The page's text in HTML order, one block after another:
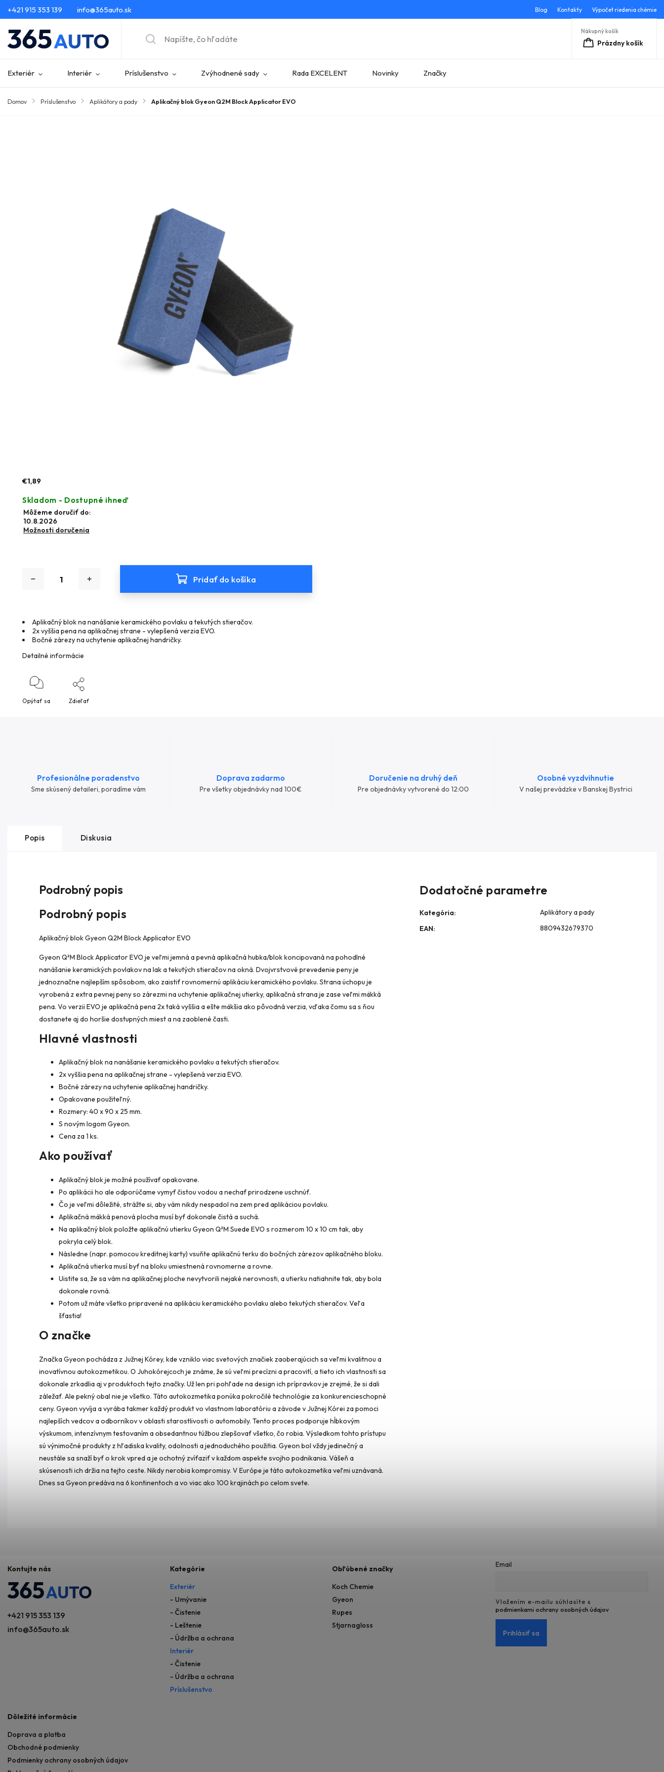
+421 915 353 139 info@365auto.sk Blog Kontakty Výpočet riedenia chémie
Nákupný košík
Prázdny košík
Exteriér Interiér Príslušenstvo Zvýhodnené sady Rada EXCELENT Novinky Značky
Domov / Príslušenstvo / Aplikátory a pady / Aplikačný blok Gyeon Q2M Block Applicator EVO
€1,89
Skladom - Dostupné ihneď
Môžeme doručiť do:
10.8.2026
Možnosti doručenia
Pridať do košíka
Aplikačný blok na nanášanie keramického povlaku a tekutých stieračov.
2x vyššia pena na aplikačnej strane - vylepšená verzia EVO.
Bočné zárezy na uchytenie aplikačnej handričky.
Detailné informácie
Opýtať sa Zdieľať
Profesionálne poradenstvo
Sme skúsený detaileri, poradíme vám
Doprava zadarmo
Pre všetky objednávky nad 100€
Doručenie na druhý deň
Pre objednávky vytvorené do 12:00
Osobné vyzdvihnutie
V našej prevádzke v Banskej Bystrici
Popis Diskusia
Podrobný popis
Podrobný popis
Aplikačný blok Gyeon Q2M Block Applicator EVO
Gyeon Q²M Block Applicator EVO je veľmi jemná a pevná aplikačná hubka/blok koncipovaná na pohodlné
nanášanie keramických povlakov na lak a tekutých stieračov na okná. Dvojvrstvové prevedenie peny je
jednoznačne najlepším spôsobom, ako zaistiť rovnomernú aplikáciu keramického povlaku. Strana úchopu je
vyrobená z extra pevnej peny so zárezmi na uchytenie aplikačnej utierky, aplikačná strana je zase veľmi mäkká
pena. Vo verzii EVO je aplikačná pena 2x taká vyššia a ešte mäkšia ako pôvodná verzia, vďaka čomu sa s ňou
dostanete aj do horšie dostupných miest a na zaoblené časti.
Hlavné vlastnosti
Aplikačný blok na nanášanie keramického povlaku a tekutých stieračov.
2x vyššia pena na aplikačnej strane - vylepšená verzia EVO.
Bočné zárezy na uchytenie aplikačnej handričky.
Opakovane použiteľný.
Rozmery: 40 x 90 x 25 mm.
S novým logom Gyeon.
Cena za 1 ks.
Ako používať
Aplikačný blok je možné používať opakovane.
Po aplikácii ho ale odporúčame vymyť čistou vodou a nechať prirodzene uschnúť.
Čo je veľmi dôležité, strážte si, aby vám nikdy nespadol na zem pred aplikáciou povlaku.
Aplikačná mäkká penová plocha musí byť dokonale čistá a suchá.
Na aplikačný blok položte aplikačnú utierku Gyeon Q²M Suede EVO s rozmerom 10 x 10 cm tak, aby
pokryla celý blok.
Následne (napr. pomocou kreditnej karty) vsuňte aplikačnú terku do bočných zárezov aplikačného bloku.
Aplikačná utierka musí byť na bloku umiestnená rovnomerne a rovne.
Uistite sa, že sa vám na aplikačnej ploche nevytvorili nejaké nerovnosti, a utierku natiahnite tak, aby bola
dokonale rovná.
Potom už máte všetko pripravené na aplikáciu keramického povlaku alebo tekutých stieračov. Veľa
šťastia!
O značke
Značka Gyeon pochádza z Južnej Kórey, kde vzniklo viac svetových značiek zaoberajúcich sa veľmi kvalitnou a
inovatívnou autokozmetikou. O Juhokórejcoch je známe, že sú veľmi precízni a pracovití, a tieto ich vlastnosti sa
dokonale zrkadlia aj v produktoch tejto značky. Už len pri pohľade na design ich prípravkov je zrejmé, že si dali
záležať. Ale pekný obal nie je všetko. Táto autokozmetika ponúka pokročilé technológie za konkurencieschopné
ceny. Gyeon vyvíja a vyrába takmer každý produkt vo vlastnom laboratóriu a závode v Južnej Kórei za pomoci
najlepších vedcov a odborníkov v oblasti starostlivosti o automobily. Tento proces podporuje hĺbkovým
výskumom, intenzívnym testovaním a obsedantnou túžbou zlepšovať všetko, čo robia. Výsledkom tohto prístupu
sú výnimočné produkty z hľadiska kvality, odolnosti a jednoduchého použitia. Gyeon bol vždy jedinečný a
neustále sa snaží byť o krok vpred a je ochotný zvíťaziť v každom aspekte svojho podnikania. Vášeň a
skúsenosti ich držia na tejto ceste. Nikdy nerobia kompromisy. V Európe je táto autokozmetika veľmi uznávaná.
Dnes sa Gyeon predáva na 6 kontinentoch a vo viac ako 100 krajinách po celom svete.
Dodatočné parametre
Kategória:
Aplikátory a pady
EAN: 8809432679370
Kontujte nás
+421 915 353 139
info@365auto.sk
Kategórie
Exteriér
- Umývanie
- Čistenie
- Leštenie
- Údržba a ochrana
Interiér
- Čistenie
- Údržba a ochrana
Príslušenstvo
Obľúbené značky
Koch Chemie
Gyeon
Rupes
Stjarnagloss
Email
Vložením e-mailu súhlasíte s
podmienkami ochrany osobných údajov
Prihlásiť sa
Dôležité informácie
Doprava a platba
Obchodné podmienky
Podmienky ochrany osobných údajov